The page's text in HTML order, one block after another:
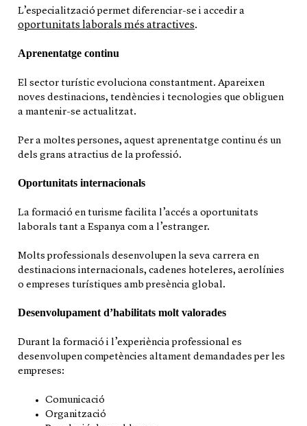
L’especialització permet diferenciar-se i accedir a
oportunitats laborals més atractives.
Aprenentatge continu
El sector turístic evoluciona constantment. Apareixen
noves destinacions, tendències i tecnologies que obliguen
a mantenir-se actualitzat.
Per a moltes persones, aquest aprenentatge continu és un
dels grans atractius de la professió.
Oportunitats internacionals
La formació en turisme facilita l’accés a oportunitats
laborals tant a Espanya com a l’estranger.
Molts professionals desenvolupen la seva carrera en
destinacions internacionals, cadenes hoteleres, aerolínies
o empreses turístiques amb presència global.
Desenvolupament d’habilitats molt valorades
Durant la formació i l’experiència professional es
desenvolupen competències altament demandades per les
empreses:
Comunicació
Organització